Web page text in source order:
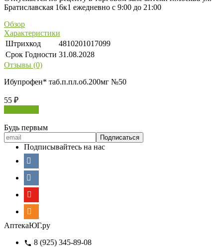
Братиславская 16к1 ежедневно с 9:00 до 21:00
Обзор
Характеристики
Штрихкод
4810201017099
Срок Годности 31.08.2028
Отзывы (0)
Ибупрофен* таб.п.пл.об.200мг №50
55 ₽
Будь первым
Подписывайтесь на нас
АптекаЮГ.ру
8 (925) 345-89-08